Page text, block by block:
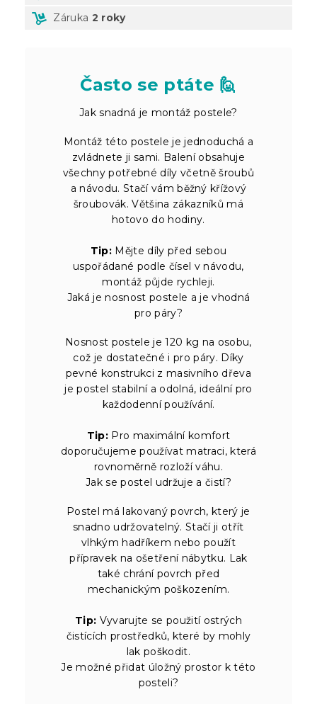
Záruka 2 roky
Často se ptáte 🙋
Jak snadná je montáž postele?
Montáž této postele je jednoduchá a
zvládnete ji sami. Balení obsahuje
všechny potřebné díly včetně šroubů
a návodu. Stačí vám běžný křížový
šroubovák. Většina zákazníků má
hotovo do hodiny.
Tip: Mějte díly před sebou
uspořádané podle čísel v návodu,
montáž půjde rychleji.
Jaká je nosnost postele a je vhodná
pro páry?
Nosnost postele je 120 kg na osobu,
což je dostatečné i pro páry. Díky
pevné konstrukci z masivního dřeva
je postel stabilní a odolná, ideální pro
každodenní používání.
Tip: Pro maximální komfort
doporučujeme používat matraci, která
rovnoměrně rozloží váhu.
Jak se postel udržuje a čistí?
Postel má lakovaný povrch, který je
snadno udržovatelný. Stačí ji otřít
vlhkým hadříkem nebo použít
přípravek na ošetření nábytku. Lak
také chrání povrch před
mechanickým poškozením.
Tip: Vyvarujte se použití ostrých
čistících prostředků, které by mohly
lak poškodit.
Je možné přidat úložný prostor k této
posteli?